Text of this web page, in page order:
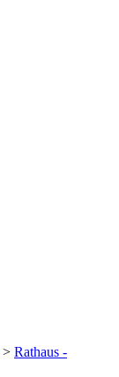
> Rathaus -